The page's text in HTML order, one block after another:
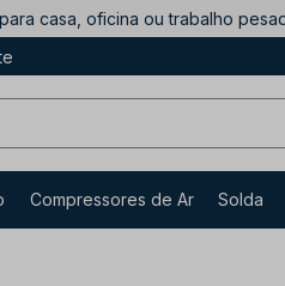
para casa, oficina ou trabalho
Compressores de Ar Solda